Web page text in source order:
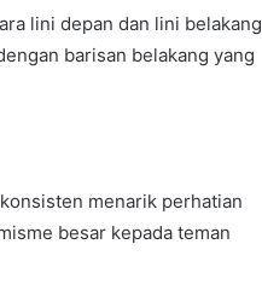
lini depan dan lini belakang
barisan belakang yang
menarik perhatian
besar kepada teman